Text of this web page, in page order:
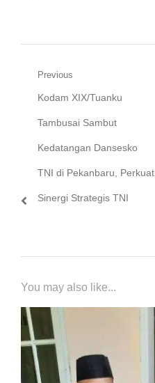
Navigasi
pos
Previous
Previous
post:
Kodam XIX/Tuanku
Tambusai Sambut
Kedatangan Dansesko
TNI di Pekanbaru, Perkuat
Sinergi Strategis TNI
You may also like...